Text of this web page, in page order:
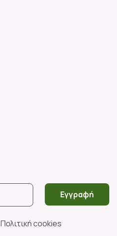
Εγγραφή
Πολιτική cookies